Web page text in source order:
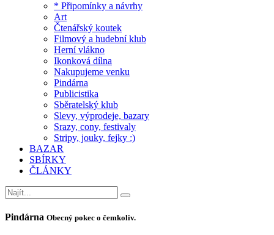
* Připomínky a návrhy
Art
Čtenářský koutek
Filmový a hudební klub
Herní vlákno
Ikonková dílna
Nakupujeme venku
Pindárna
Publicistika
Sběratelský klub
Slevy, výprodeje, bazary
Srazy, cony, festivaly
Stripy, jouky, fejky :)
BAZAR
SBÍRKY
ČLÁNKY
Pindárna Obecný pokec o čemkoliv.